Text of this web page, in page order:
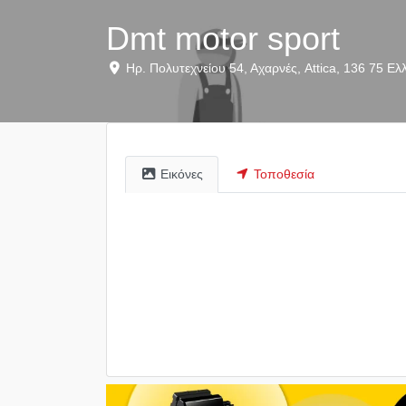
Dmt motor sport
Ηρ. Πολυτεχνείου 54, Αχαρνές, Attica, 136 75
Εικόνες Τοποθεσία